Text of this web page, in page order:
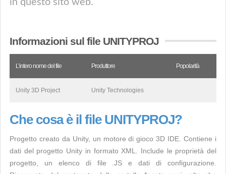
in questo sito web.
Informazioni sul file UNITYPROJ
L’intero nome del file Produttore Popolarità
Unity 3D Project Unity Technologies
Che cosa è il file UNITYPROJ?
Progetto creato da Unity, un motore di gioco 3D IDE. Contiene i
dati del progetto Unity in formato XML. Include le proprietà del
progetto, un elenco di file .JS e dati di configurazione.